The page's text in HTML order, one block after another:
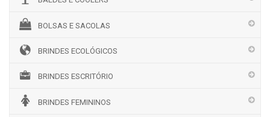
BOLSAS E SACOLAS
BRINDES ECOLÓGICOS
BRINDES ESCRITÓRIO
BRINDES FEMININOS